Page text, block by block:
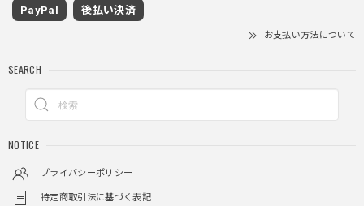
着心地もいいしカジュアル味が出ていい
クロスチャーム ビーズウォレットチェーン / CROSS CHARM BEADS WALLET CHAIN
しっかりと重さがあるので安っぽくなく値段に見合ったクオ
リティ
PayPal 後払い決済
お支払い方法について
SEARCH
NOTICE
プライバシーポリシー
特定商取引法に基づく表記